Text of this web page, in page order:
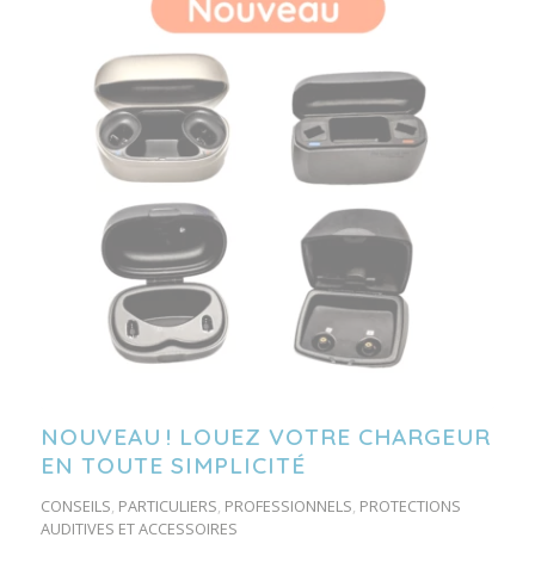
NOUVEAU ! LOUEZ VOTRE CHARGEUR
EN TOUTE SIMPLICITÉ
CONSEILS, PARTICULIERS, PROFESSIONNELS, PROTECTIONS
AUDITIVES ET ACCESSOIRES